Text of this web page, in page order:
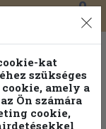
0
kat
szükséges
amely a
Ön számára
cookie,